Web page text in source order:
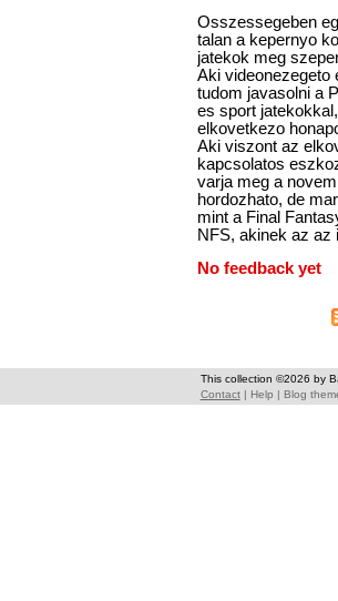
Osszessegeben
talan a kepernyo
jatekok meg
Aki videonezegeto
tudom javasolni a
es sport
elkovetkezo
Aki viszont az
kapcsolatos
varja meg a
hordozhato, de
mint a Final
NFS, akinek az az
No feedback yet
This collection ©2026 by
Contact| Help | Blog